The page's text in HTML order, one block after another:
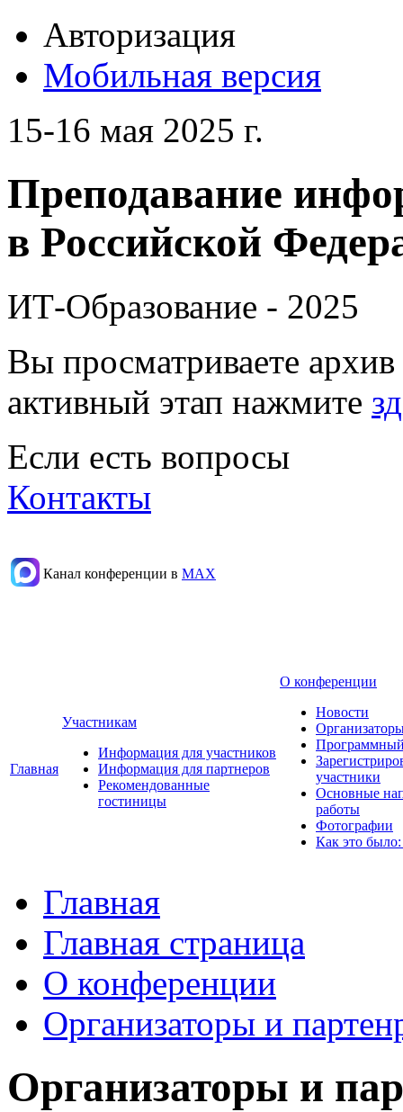
Авторизация
Мобильная версия
15-16 мая 2025 г.
Преподавание
в Российской
ИТ-Образование - 2025
Вы просматриваете
активный этап нажмите
Если есть вопросы
Контакты
Канал конференции в МАХ
Главная
Участникам
Информация для участников
Информация для партнеров
Рекомендованные
гостиницы
О конференции
Новости
участники
Основные
работы
Фотографии
Как это
Главная
Главная страница
О конференции
Организаторы и
Организаторы и